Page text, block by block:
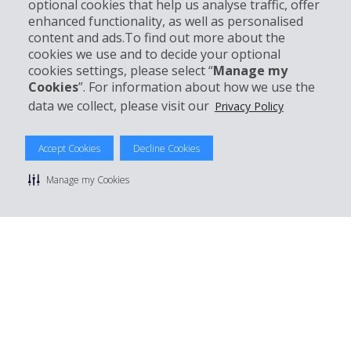
optional cookies that help us analyse traffic, offer
enhanced functionality, as well as personalised
content and ads.To find out more about the
cookies we use and to decide your optional
cookies settings, please select “Manage my
Cookies”. For information about how we use the
data we collect, please visit our Privacy Policy
Accept Cookies Decline Cookies
Manage my Cookies
Klantenservice
Boek bij Hertz
© 2026 The Hertz System, Inc.
Privacybeleid | Gebruiksvoorwaarden |
Sitemap